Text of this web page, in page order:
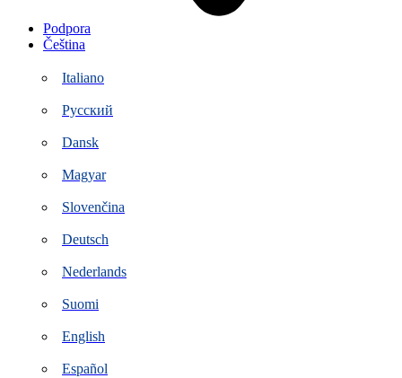
Podpora
Čeština
Italiano
Русский
Dansk
Magyar
Slovenčina
Deutsch
Nederlands
Suomi
English
Español